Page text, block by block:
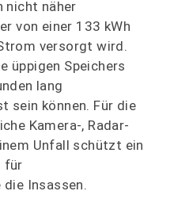
nicht näher
von einer 133 kWh
versorgt wird.
üppigen Speichers
lang
sein können. Für die
Kamera-, Radar-
Unfall schützt ein
für
Insassen.